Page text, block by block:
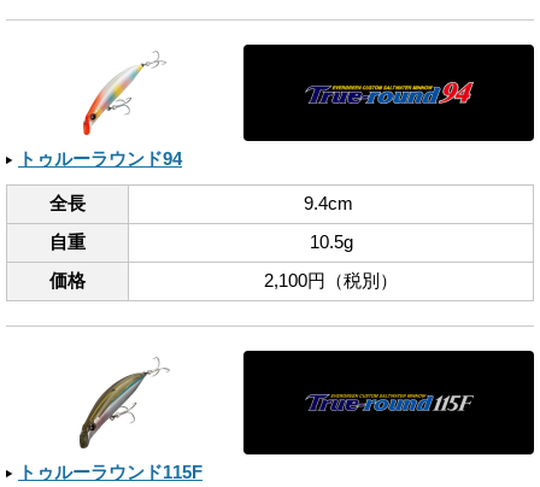
トゥルーラウンド94
全長
9.4cm
自重
10.5g
価格
2,100円（税別）
トゥルーラウンド115F